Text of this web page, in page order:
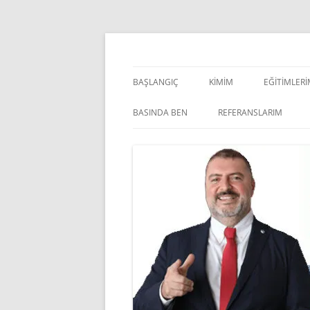
İçeriğe
BAŞLANGIÇ KIMIM
BASINDA BEN REFERANSLARIM